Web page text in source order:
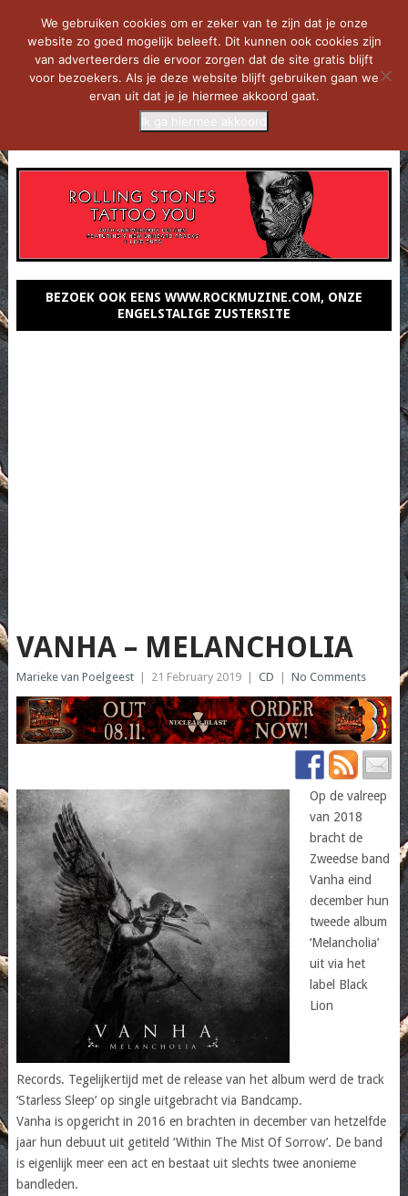
BEZOEK OOK EENS WWW.ROCKMUZINE.COM, ONZE
ENGELSTALIGE ZUSTERSITE
VANHA – MELANCHOLIA
Marieke van Poelgeest 21 February 2019 CD No Comments
Op de valreep
van 2018
bracht de
Zweedse band
Vanha eind
december hun
tweede album
‘Melancholia’
uit via het
label Black
Lion
Records. Tegelijkertijd met de release van het album werd de track
‘Starless Sleep’ op single uitgebracht via Bandcamp.
Vanha is opgericht in 2016 en brachten in december van hetzelfde
jaar hun debuut uit getiteld ‘Within The Mist Of Sorrow’. De band
is eigenlijk meer een act en bestaat uit slechts twee anonieme
bandleden.
We gebruiken cookies om er zeker van te zijn dat je onze
website zo goed mogelijk beleeft. Dit kunnen ook cookies zijn
van adverteerders die ervoor zorgen dat de site gratis blijft
voor bezoekers. Als je deze website blijft gebruiken gaan we
ervan uit dat je je hiermee akkoord gaat.
Ik ga hiermee akkoord